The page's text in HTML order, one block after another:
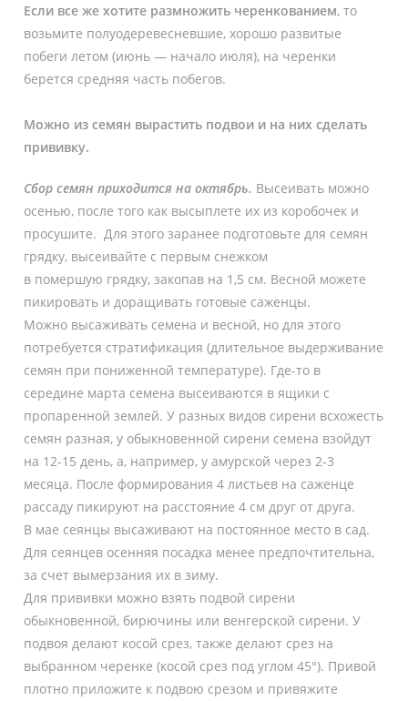
Если все же хотите размножить черенкованием, то
возьмите полуодеревесневшие, хорошо развитые
побеги летом (июнь — начало июля), на черенки
берется средняя часть побегов.
Можно из семян вырастить подвои и на них сделать
прививку.
Сбор семян приходится на октябрь. Высеивать можно
осенью, после того как высыплете их из коробочек и
просушите. Для этого заранее подготовьте для семян
грядку, высеивайте с первым снежком
в помершую грядку, закопав на 1,5 см. Весной можете
пикировать и доращивать готовые саженцы.
Можно высаживать семена и весной, но для этого
потребуется стратификация (длительное выдерживание
семян при пониженной температуре). Где-то в
середине марта семена высеиваются в ящики с
пропаренной землей. У разных видов сирени всхожесть
семян разная, у обыкновенной сирени семена взойдут
на 12-15 день, а, например, у амурской через 2-3
месяца. После формирования 4 листьев на саженце
рассаду пикируют на расстояние 4 см друг от друга.
В мае сеянцы высаживают на постоянное место в сад.
Для сеянцев осенняя посадка менее предпочтительна,
за счет вымерзания их в зиму.
Для прививки можно взять подвой сирени
обыкновенной, бирючины или венгерской сирени. У
подвоя делают косой срез, также делают срез на
выбранном черенке (косой срез под углом 45°). Привой
плотно приложите к подвою срезом и привяжите